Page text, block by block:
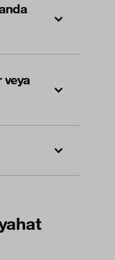
veya